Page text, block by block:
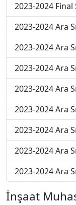
2023-2024 Final
2023-2024 Ara
2023-2024 Ara
2023-2024 Ara
2023-2024 Ara
2023-2024 Ara
2023-2024 Ara
2023-2024 Ara
2023-2024 Ara
İnşaat